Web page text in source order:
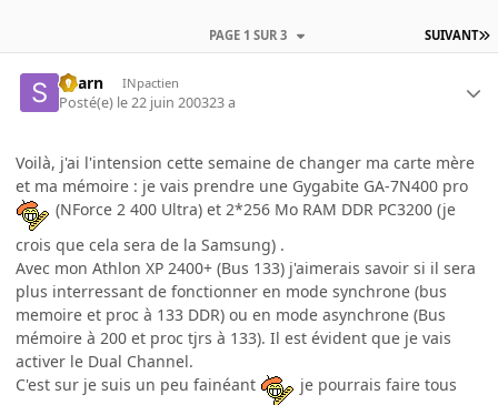
SUIVANT
PAGE 1 SUR 3
Skarn INpactien
Posté(e) le 22 juin 200323 a
Voilà, j'ai l'intension cette semaine de changer ma carte mère
et ma mémoire : je vais prendre une Gygabite GA-7N400 pro
(NForce 2 400 Ultra) et 2*256 Mo RAM DDR PC3200 (je
crois que cela sera de la Samsung) .
Avec mon Athlon XP 2400+ (Bus 133) j'aimerais savoir si il sera
plus interressant de fonctionner en mode synchrone (bus
memoire et proc à 133 DDR) ou en mode asynchrone (Bus
mémoire à 200 et proc tjrs à 133). Il est évident que je vais
activer le Dual Channel.
C'est sur je suis un peu fainéant
je pourrais faire tous